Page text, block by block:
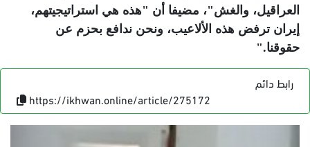
العراقيل، والغش"، مضيفا أن "هذه هي استراتيجيتهم،
إيران ترفض هذه الألاعيب، ونحن ندافع بحزم عن
حقوقنا".
رابط دائم
https://ikhwan.online/article/275172